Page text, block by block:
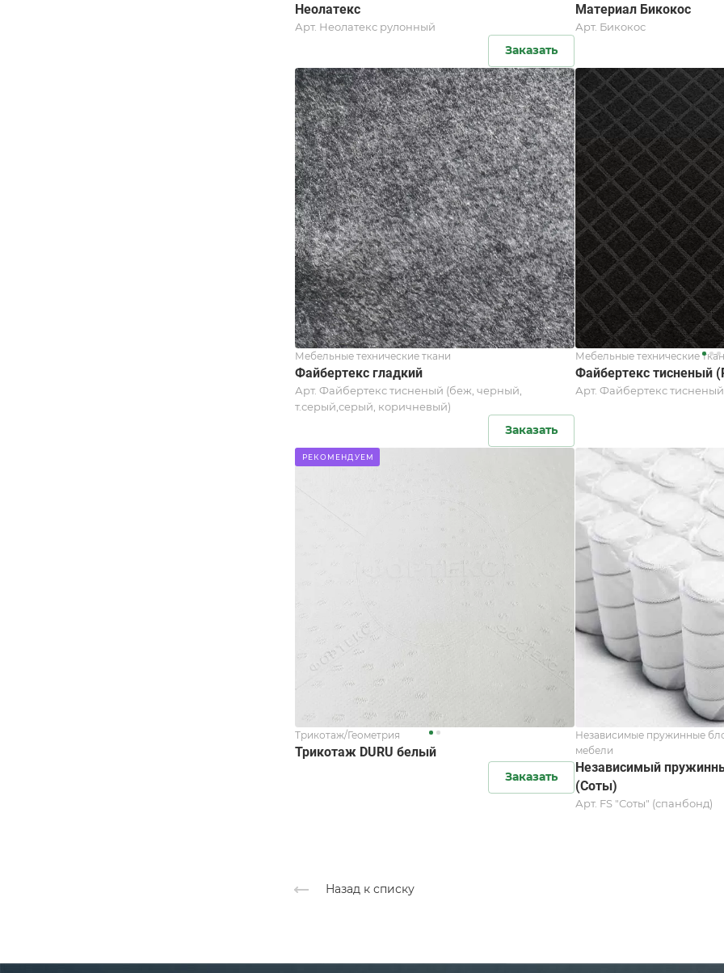
Неолатекс
Арт. Неолатекс рулонный
Заказать
Материал Бикокос
Арт. Бикокос
Мебельные технические ткани
Файбертекс гладкий
Арт. Файбертекс тисненый (беж, черный,
т.серый,серый, коричневый)
Заказать
Мебельные технические
Файбертекс тисненый
Арт.Файбертекс
РЕКОМЕНДУЕМ
Трикотаж/Геометрия
Трикотаж DURU белый
Заказать
Независимые пружинные
мебели
Независимый
(Соты)
Арт. FS "Соты" (спанбонд)
Назад к списку